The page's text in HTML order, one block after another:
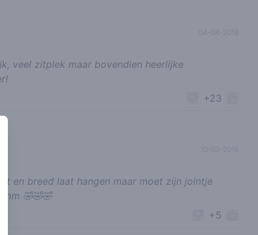
veel zitplek maar bovendien heerlijke
+23
10-03-2019
en breed laat hangen maar moet zijn jointje
🤣🤣🤣
+5